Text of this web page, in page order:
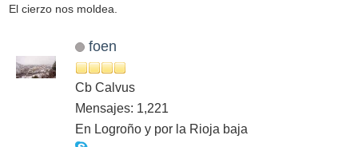
El cierzo nos moldea.
foen
Cb Calvus
Mensajes: 1,221
En Logroño y por la Rioja baja